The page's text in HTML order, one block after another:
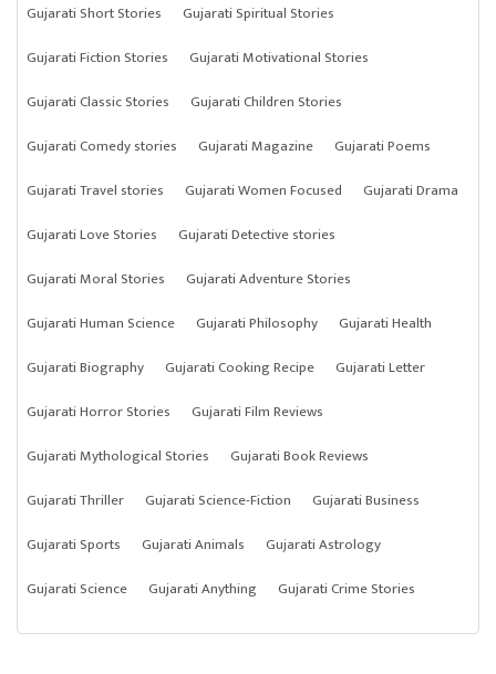
Gujarati Short Stories
Gujarati Spiritual Stories
Gujarati Fiction Stories
Gujarati Motivational Stories
Gujarati Classic Stories
Gujarati Children Stories
Gujarati Comedy stories
Gujarati Magazine
Gujarati Poems
Gujarati Travel stories
Gujarati Women Focused
Gujarati Drama
Gujarati Love Stories
Gujarati Detective stories
Gujarati Moral Stories
Gujarati Adventure Stories
Gujarati Human Science
Gujarati Philosophy
Gujarati Health
Gujarati Biography
Gujarati Cooking Recipe
Gujarati Letter
Gujarati Horror Stories
Gujarati Film Reviews
Gujarati Mythological Stories
Gujarati Book Reviews
Gujarati Thriller
Gujarati Science-Fiction
Gujarati Business
Gujarati Sports
Gujarati Animals
Gujarati Astrology
Gujarati Science
Gujarati Anything Gujarati Crime Stories